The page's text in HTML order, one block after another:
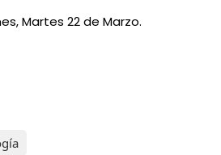
Martes 22 de Marzo.